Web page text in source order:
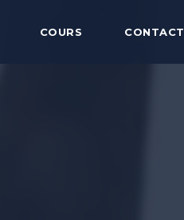
COURS CONTACT